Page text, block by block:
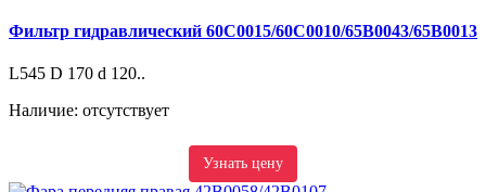
Фильтр гидравлический 60C0015/60С0010/65B0043/65B0013
L545 D 170 d 120..
Наличие: отсутствует
Узнать цену